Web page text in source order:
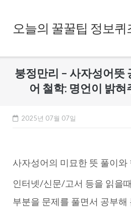
content오늘의 꿀꿀팁 정보퀴
붕정만리 – 사자성어뜻
어 철학: 명언이 밝혀
2025년 07월 07일
사자성어의 미묘한 뜻 풀이와
인터넷/신문/고서 등을 읽을
부분을 문제를 풀면서 공부해